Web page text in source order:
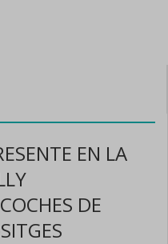
EN LA
DE